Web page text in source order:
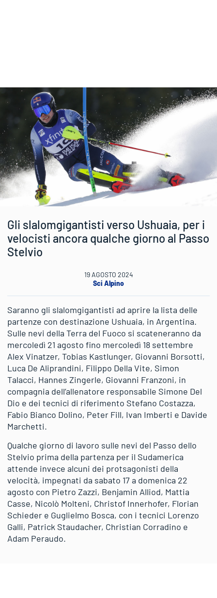
Gli slalomgigantisti verso Ushuaia, per i
velocisti ancora qualche giorno al Passo
Stelvio
19 AGOSTO 2024
Sci Alpino
Saranno gli slalomgigantisti ad aprire la lista delle
partenze con destinazione Ushuaia, in Argentina.
Sulle nevi della Terra del Fuoco si scateneranno da
mercoledì 21 agosto fino mercoledì 18 settembre
Alex Vinatzer, Tobias Kastlunger, Giovanni Borsotti,
Luca De Aliprandini, Filippo Della Vite, Simon
Talacci, Hannes Zingerle, Giovanni Franzoni, in
compagnia dell’allenatore responsabile Simone Del
Dio e dei tecnici di riferimento Stefano Costazza,
Fabio Bianco Dolino, Peter Fill, Ivan Imberti e Davide
Marchetti.
Qualche giorno di lavoro sulle nevi del Passo dello
Stelvio prima della partenza per il Sudamerica
attende invece alcuni dei protsagonisti della
velocità, impegnati da sabato 17 a domenica 22
agosto con Pietro Zazzi, Benjamin Alliod, Mattia
Casse, Nicolò Molteni, Christof Innerhofer, Florian
Schieder e Guglielmo Bosca, con i tecnici Lorenzo
Galli, Patrick Staudacher, Christian Corradino e
Adam Peraudo.